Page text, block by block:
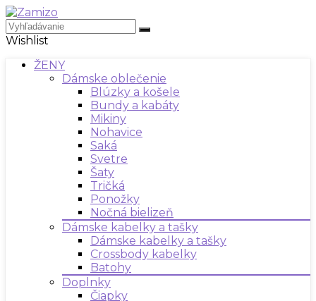
Wishlist
ŽENY
Dámske oblečenie
Blúzky a košele
Bundy a kabáty
Mikiny
Nohavice
Saká
Svetre
Šaty
Tričká
Ponožky
Nočná bielizeň
Dámske kabelky a tašky
Dámske kabelky a tašky
Crossbody kabelky
Batohy
Doplnky
Čiapky